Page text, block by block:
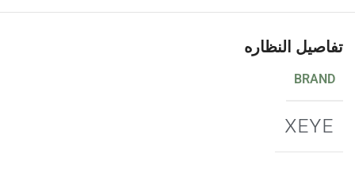
تفاصيل النظاره
BRAND
XEYE